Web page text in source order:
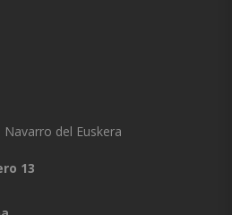
del Euskera
13